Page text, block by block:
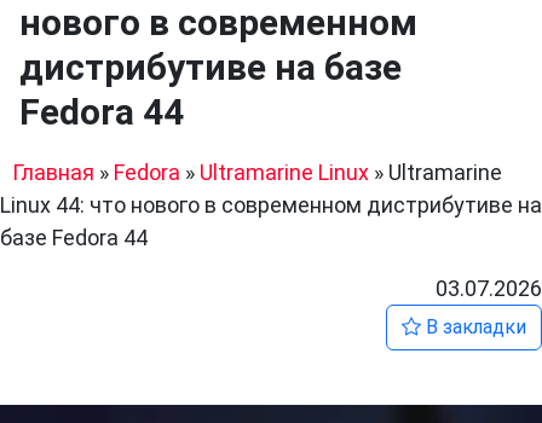
нового в современном
дистрибутиве на базе
Fedora 44
Главная » Fedora » Ultramarine Linux » Ultramarine
Linux 44: что нового в современном дистрибутиве на
базе Fedora 44
03.07.2026
В закладки